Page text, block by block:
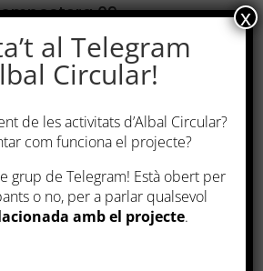
09
En preparació.
Temperatura*:–
Inici:~05/2021
Orgànic total:–
prevista:Setembre 2021
variable segons la fase i la
al Telegram
Circular!
de les activitats d’Albal Circular?
com funciona el projecte?
grup de Telegram! Està obert per
o no, per a parlar qualsevol
amb el projecte.
x